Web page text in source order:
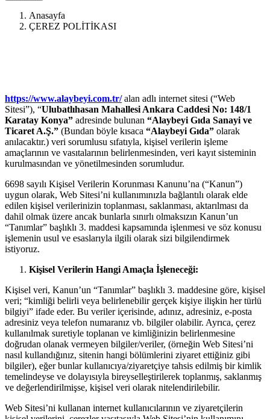
Anasayfa
ÇEREZ POLİTİKASI
https://www.alaybeyi.com.tr/ alan adlı internet sitesi (“Web
Sitesi”), “Ulubatlıhasan Mahallesi Ankara Caddesi No: 148/1
Karatay Konya” adresinde bulunan “Alaybeyi Gıda Sanayi ve
Ticaret A.Ş.” (Bundan böyle kısaca “Alaybeyi Gıda” olarak
anılacaktır.) veri sorumlusu sıfatıyla, kişisel verilerin işleme
amaçlarının ve vasıtalarının belirlenmesinden, veri kayıt sisteminin
kurulmasından ve yönetilmesinden sorumludur.
6698 sayılı Kişisel Verilerin Korunması Kanunu’na (“Kanun”)
uygun olarak, Web Sitesi’ni kullanımınızla bağlantılı olarak elde
edilen kişisel verilerinizin toplanması, saklanması, aktarılması da
dahil olmak üzere ancak bunlarla sınırlı olmaksızın Kanun’un
“Tanımlar” başlıklı 3. maddesi kapsamında işlenmesi ve söz konusu
işlemenin usul ve esaslarıyla ilgili olarak sizi bilgilendirmek
istiyoruz.
Kişisel Verilerin Hangi Amaçla İşleneceği:
Kişisel veri, Kanun’un “Tanımlar” başlıklı 3. maddesine göre, kişisel
veri; “kimliği belirli veya belirlenebilir gerçek kişiye ilişkin her türlü
bilgiyi” ifade eder. Bu veriler içerisinde, adınız, adresiniz, e-posta
adresiniz veya telefon numaranız vb. bilgiler olabilir. Ayrıca, çerez
kullanılmak suretiyle toplanan ve kimliğinizin belirlenmesine
doğrudan olanak vermeyen bilgiler/veriler, (örneğin Web Sitesi’ni
nasıl kullandığınız, sitenin hangi bölümlerini ziyaret ettiğiniz gibi
bilgiler), eğer bunlar kullanıcıya/ziyaretçiye tahsis edilmiş bir kimlik
temelindeyse ve dolayısıyla bireyselleştirilerek toplanmış, saklanmış
ve değerlendirilmişse, kişisel veri olarak nitelendirilebilir.
Web Sitesi’ni kullanan internet kullanıcılarının ve ziyaretçilerin